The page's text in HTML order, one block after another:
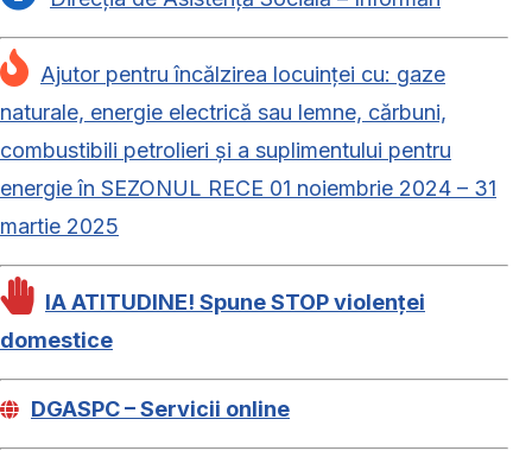
Ajutor pentru încălzirea locuinței cu: gaze
naturale, energie electrică sau lemne, cărbuni,
combustibili petrolieri și a suplimentului pentru
energie în SEZONUL RECE 01 noiembrie 2024 – 31
martie 2025
IA ATITUDINE! Spune STOP violenței
domestice
DGASPC – Servicii online